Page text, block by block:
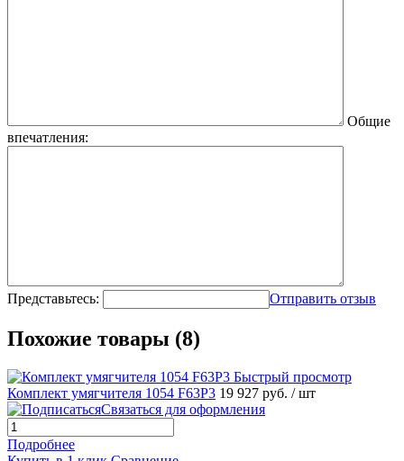
Общие
впечатления:
Представьтесь: Отправить отзыв
Похожие товары (8)
Быстрый просмотр
Комплект умягчителя 1054 F63P3 19 927 руб. / шт
Связаться для оформления
Подробнее